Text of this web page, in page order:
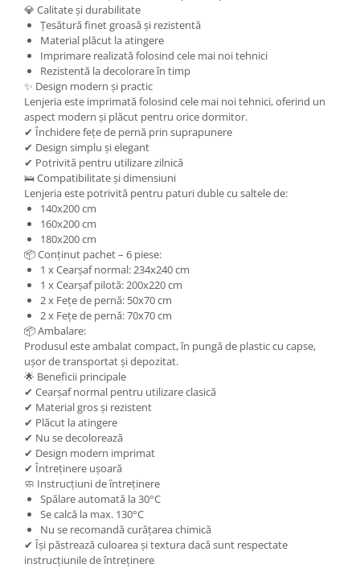
💎 Calitate și durabilitate
Țesătură finet groasă și rezistentă
Material plăcut la atingere
Imprimare realizată folosind cele mai noi tehnici
Rezistentă la decolorare în timp
✨ Design modern și practic
Lenjeria este imprimată folosind cele mai noi tehnici, oferind un
aspect modern și plăcut pentru orice dormitor.
✔ Închidere fețe de pernă prin suprapunere
✔ Design simplu și elegant
✔ Potrivită pentru utilizare zilnică
🛌 Compatibilitate și dimensiuni
Lenjeria este potrivită pentru paturi duble cu saltele de:
140x200 cm
160x200 cm
180x200 cm
📦 Conținut pachet – 6 piese:
1 x Cearșaf normal: 234x240 cm
1 x Cearșaf pilotă: 200x220 cm
2 x Fețe de pernă: 50x70 cm
2 x Fețe de pernă: 70x70 cm
📦 Ambalare:
Produsul este ambalat compact, în pungă de plastic cu capse,
ușor de transportat și depozitat.
🌟 Beneficii principale
✔ Cearșaf normal pentru utilizare clasică
✔ Material gros și rezistent
✔ Plăcut la atingere
✔ Nu se decolorează
✔ Design modern imprimat
✔ Întreținere ușoară
🧼 Instrucțiuni de întreținere
Spălare automată la 30°C
Se calcă la max. 130°C
Nu se recomandă curățarea chimică
✔ Își păstrează culoarea și textura dacă sunt respectate
instrucțiunile de întreținere